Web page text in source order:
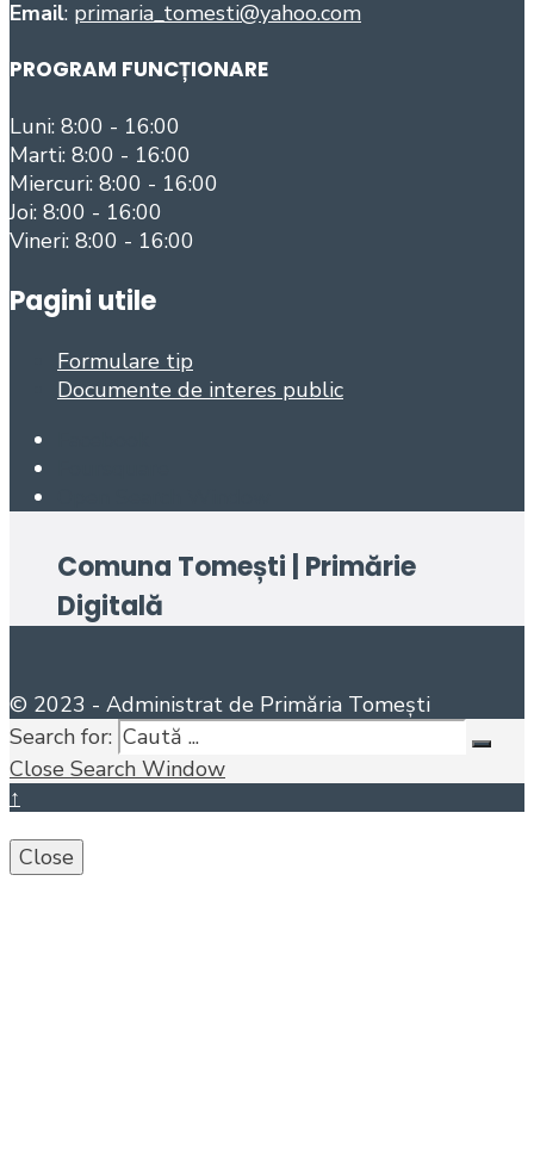
Email: primaria_tomesti@yahoo.com
PROGRAM FUNCȚIONARE
Luni: 8:00 - 16:00
Marti: 8:00 - 16:00
Miercuri: 8:00 - 16:00
Joi: 8:00 - 16:00
Vineri: 8:00 - 16:00
Pagini utile
Formulare tip
Documente de interes public
Comuna Tomești | Primărie
Digitală
© 2023 - Administrat de Primăria Tomești
Search for:
Close Search Window
↑
Close